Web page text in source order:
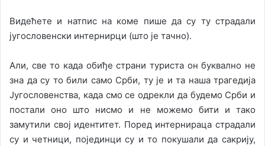
Видећете и натпис на коме пише да су ту страдали
југословенски интернирци (што је тачно).
Али, све то када обиђе страни туриста он буквално не
зна да су то били само Срби, ту је и та наша трагедија
Југословенства, када смо се одрекли да будемо Срби и
постали оно што нисмо и не можемо бити и тако
замутили свој идентитет. Поред интернираца страдали
су и четници, појединци су и то покушали да сакрију,